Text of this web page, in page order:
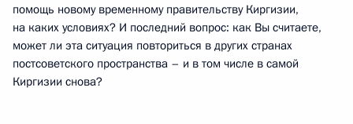
помощь новому временному правительству Киргизии,
на каких условиях? И последний вопрос: как Вы считаете,
может ли эта ситуация повториться в других странах
постсоветского пространства – и в том числе в самой
Киргизии снова?